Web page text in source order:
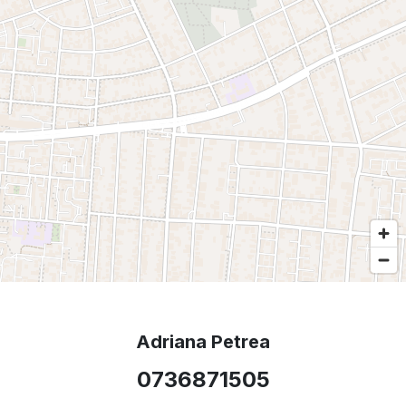
Adriana Petrea
0736871505